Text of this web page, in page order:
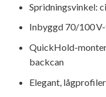
Spridningsvinkel:
Inbyggd 70/100
QuickHold-
backcan
Elegant,